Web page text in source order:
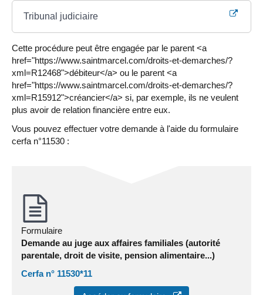
Tribunal judiciaire
Cette procédure peut être engagée par le parent <a
href="https://www.saintmarcel.com/droits-et-demarches/?
xml=R12468">débiteur</a> ou le parent <a
href="https://www.saintmarcel.com/droits-et-demarches/?
xml=R15912">créancier</a> si, par exemple, ils ne veulent
plus avoir de relation financière entre eux.
Vous pouvez effectuer votre demande à l'aide du formulaire
cerfa n°11530 :
Formulaire
Demande au juge aux affaires familiales (autorité
parentale, droit de visite, pension alimentaire...)
Cerfa n° 11530*11